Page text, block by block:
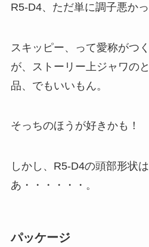
R5-D4、ただ単に調子悪か
スキッピー、って愛称がつ
が、ストーリー上ジャワの
品、でもいいもん。
そっちのほうが好きかも！
しかし、R5-D4の頭部形状
あ・・・・・・。
パッケージ